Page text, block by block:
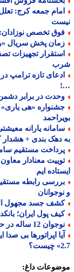
جمعه کرج: تعلل
تخصص نوزادان: شیر
پخش سریال
تازه ترامپ در
در برابر دشمن،
«هی یاری»
یارانه معیشتی؛
دهک بندی + هشدار
مستقیم
معنادار معاون
ایم
رابطه مستقیم
جسد مجهول
پول ایران؛ بانکداری بدون
ساله در حادثه غرق شدگی در میبد جان باخت
اپراتورها بی صدا
داغ: